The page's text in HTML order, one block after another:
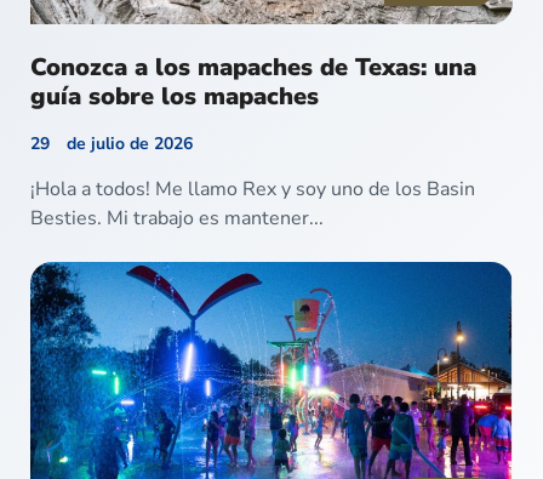
Conozca a los mapaches de Texas: una
guía sobre los mapaches
29 de julio de 2026
¡Hola a todos! Me llamo Rex y soy uno de los Basin
Besties. Mi trabajo es mantener...